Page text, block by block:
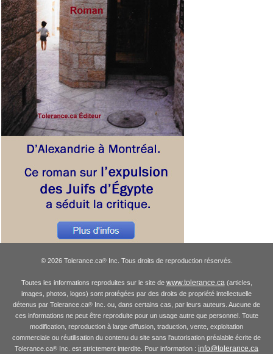
© 2026 Tolerance.ca®Inc. Tous droits de reproduction réservés.
Toutes les informations reproduites sur le site de www.tolerance.ca (articles,
images, photos, logos) sont protégées par des droits de propriété intellectuelle
détenus par Tolerance.ca® Inc. ou, dans certains cas, par leurs auteurs. Aucune de
ces informations ne peut être reproduite pour un usage autre que personnel. Toute
modification, reproduction à large diffusion, traduction, vente, exploitation
commerciale ou réutilisation du contenu du site sans l'autorisation préalable écrite de
Tolerance.ca® Inc. est strictement interdite. Pour information : info@tolerance.ca